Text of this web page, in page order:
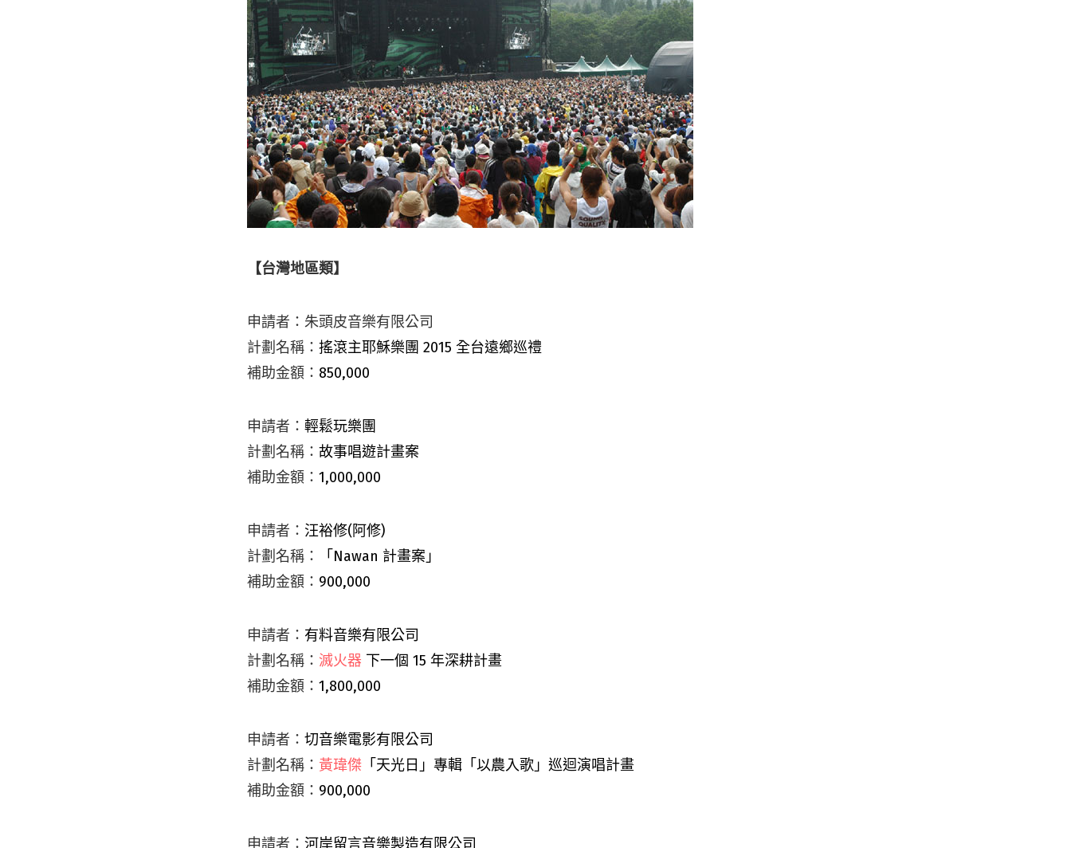
【台灣地區類】
申請者：朱頭皮音樂有限公司
計劃名稱：搖滾主耶穌樂團 2015 全台遠鄉巡禮
補助金額： 850,000
申請者：輕鬆玩樂團
計劃名稱：故事唱遊計畫案
補助金額：1,000,000
申請者： 汪裕修(阿修)
計劃名稱：
「 Nawan 計畫案」
補助金額： 900,000
申請者： 有料音樂有限公司
計劃名稱：滅火器 下一個 15 年深耕計畫
補助金額：1,800,000
申請者：切音樂電影有限公司
計劃名稱： 黃瑋傑 「天光日」專輯「以農入歌」巡迴演唱計畫
補助金額： 900,000
申請者：河岸留言音樂製造有限公司